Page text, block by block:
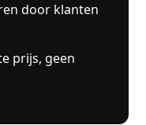
door klanten
prijs, geen